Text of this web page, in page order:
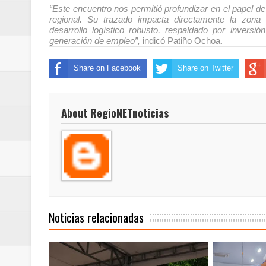
ReGioNetNoticias /
ReGionetNoticias /
acciones que impactan a más de
ReGioNetNoticias- MEDELLIN
excedió límites de emisión de
Regionetnoticias / En solo dos
transferencias prevista para los
“Este encuentro nos permitió profundizar en el papel
regional. Su trazado impacta directamente la
desarrollo logístico robusto, respaldado por
generación de empleo”, indicó Patiño Ochoa.
Share on Facebook Share on Twitter
About RegioNETnoticias
Noticias relacionadas